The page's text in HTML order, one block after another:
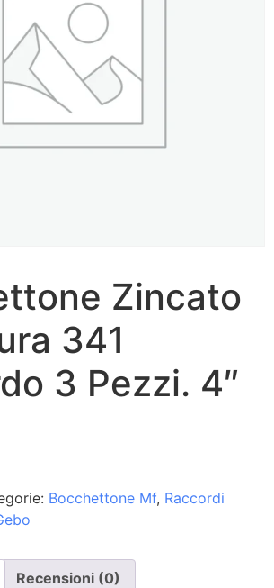
Zincato
341
3 Pezzi. 4″
Bocchettone Mf, Raccordi
Recensioni (0)